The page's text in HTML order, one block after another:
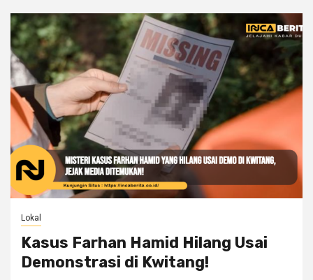
Lokal
Kasus Farhan Hamid Hilang Usai
Demonstrasi di Kwitang!